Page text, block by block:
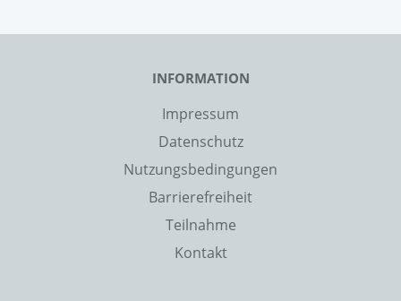
INFORMATION
Impressum
Datenschutz
Nutzungsbedingungen
Barrierefreiheit
Teilnahme
Kontakt